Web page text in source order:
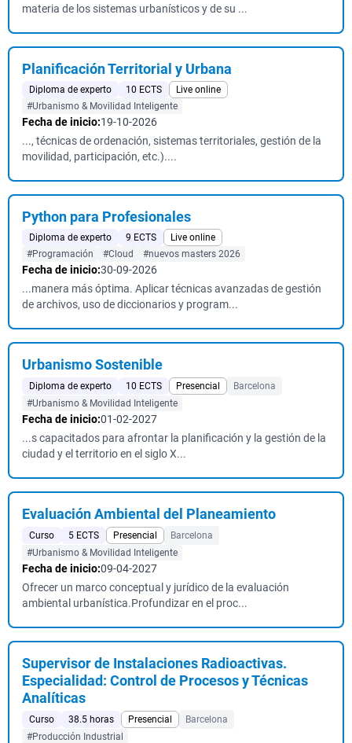
materia de los sistemas urbanísticos y de su ...
Planificación Territorial y Urbana
Diploma de experto 10 ECTS
Live online
#Urbanismo & Movilidad Inteligente
Fecha de inicio:19-10-2026
..., técnicas de ordenación, sistemas territoriales, gestión de la
movilidad, participación, etc.)....
Python para Profesionales
Diploma de experto 9 ECTS
Live online
#Programación
#Cloud #nuevos masters 2026
Fecha de inicio:30-09-2026
...manera más óptima. Aplicar técnicas avanzadas de gestión
de archivos, uso de diccionarios y program...
Urbanismo Sostenible
Diploma de experto 10 ECTS Presencial
Barcelona
#Urbanismo & Movilidad Inteligente
Fecha de inicio:01-02-2027
...s capacitados para afrontar la planificación y la gestión de la
ciudad y el territorio en el siglo X...
Evaluación Ambiental del Planeamiento
Curso 5 ECTS Presencial
Barcelona
#Urbanismo & Movilidad Inteligente
Fecha de inicio:09-04-2027
Ofrecer un marco conceptual y jurídico de la evaluación
ambiental urbanística.Profundizar en el proc...
Supervisor de Instalaciones Radioactivas.
Especialidad: Control de Procesos y Técnicas
Analíticas
Curso 38.5 horas Presencial
Barcelona
#Producción Industrial